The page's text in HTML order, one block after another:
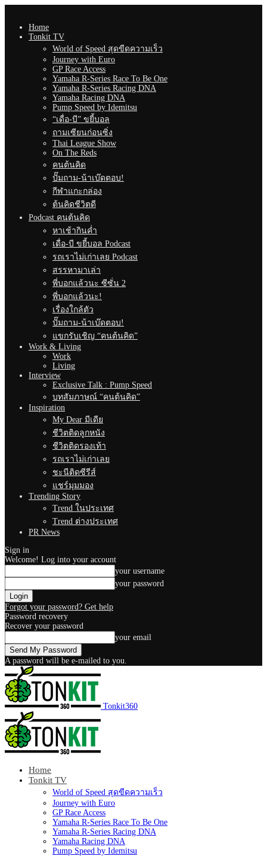
Home
Tonkit TV
World of Speed สุดขีดความเร็ว
Journey with Euro
GP Race Access
Yamaha R-Series Race To Be One
Yamaha R-Series Racing DNA
Yamaha Racing DNA
Pump Speed by Idemitsu
“เดื่อ-บี” ขยี้บอล
ถามเซียนก่อนซิ่ง
Thai League Show
On The Reds
คนต้นคิด
ปั๊มถาม-น้าเบ๊ดตอบ!
กีฬาแกะกล่อง
ต้นคิดชีวิตดี
Podcast คนต้นคิด
หาเช้ากินค่ำ
เดื่อ-บี ขยี้บอล Podcast
รถเราไม่เก่าเลย Podcast
สรรหามาเล่า
พี่บอกแล้วนะ ซีซั่น 2
พี่บอกแล้วนะ!
เรื่องใกล้ตัว
ปั๊มถาม-น้าเบ๊ดตอบ!
แขกรับเชิญ “คนต้นคิด”
Work & Living
Work
Living
Interview
Exclusive Talk : Pump Speed
บทสัมภาษณ์ “คนต้นคิด”
Inspiration
My Dear มีเดีย
ชีวิตติดลูกหนัง
ชีวิตติดรองเท้า
รถเราไม่เก่าเลย
ชะนีติดซีรีส์
แชร์มุมมอง
Trending Story
Trend ในประเทศ
Trend ต่างประเทศ
PR News
Sign in
Welcome! Log into your account
your username
your password
Forgot your password? Get help
Password recovery
Recover your password
your email
A password will be e-mailed to you.
Tonkit360
Home
Tonkit TV
World of Speed สุดขีดความเร็ว
Journey with Euro
GP Race Access
Yamaha R-Series Race To Be One
Yamaha R-Series Racing DNA
Yamaha Racing DNA
Pump Speed by Idemitsu